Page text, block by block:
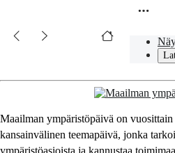
Maailman ympäristöpäivä on vuosittain
kansainvälinen teemapäivä, jonka